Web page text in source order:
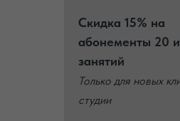
Скидка 15% на
абонементы 20
занятий
Только для новых
студии